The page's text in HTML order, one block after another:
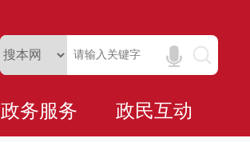
政务服务 政民互动